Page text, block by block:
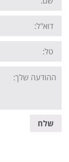
Email:
Tel:
Your
message:
שלח